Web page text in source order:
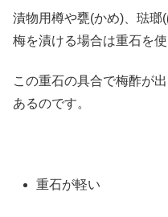
漬物用樽や甕(かめ)、琺瑯
梅を漬ける場合は重石を使
この重石の具合で梅酢が
あるのです。
重石が軽い